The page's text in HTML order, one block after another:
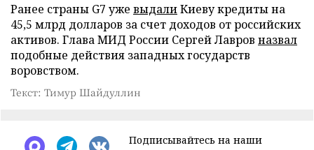
Ранее страны G7 уже выдалиКиеву кредиты на
45,5 млрд долларов за счет доходов от российских
активов. Глава МИД России Сергей Лавров назвал
подобные действия западных государств
воровством.
Текст: Тимур Шайдуллин
Подписывайтесь на наши